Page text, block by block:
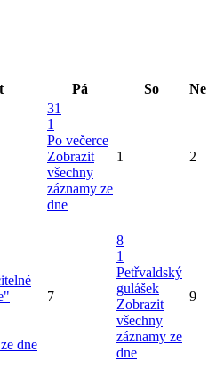
Pá So Ne
31
1
Po večerce
Zobrazit
všechny
záznamy ze
dne
1 2
dne
7
8
1
Petřvaldský
gulášek
Zobrazit
všechny
záznamy ze
dne
9